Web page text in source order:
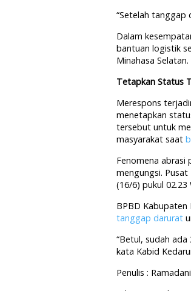
“Setelah tanggap
Dalam
bantuan logistik
Minahasa Selatan.
Tetapkan Status
Merespons
menetapkan
tersebut untuk
masyarakat saat
Fenomena abrasi
mengungsi.
(16/6) pukul 02.23
BPBD
tanggap darurat
“Betul, sudah
kata Kabid
Penulis :